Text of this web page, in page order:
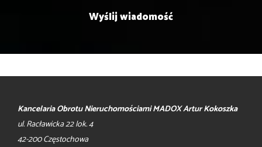
Kancelaria Obrotu Nieruchomościami MADOX Artur Kokoszka
ul. Racławicka 22 lok. 4
42-200 Częstochowa